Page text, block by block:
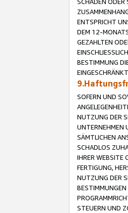
SCHÄDEN ODER
ENTSPRICHT
DEM 12-
GEZAHLTEN
BESTIMMUNG
SOFERN UND
NUTZUNG DER
UNTERNEHMEN
SÄMTLICHEN
SCHADLOS
IHRER WEBSITE
FERTIGUNG,
NUTZUNG DER
BESTIMMUNGEN
STEUERN UND